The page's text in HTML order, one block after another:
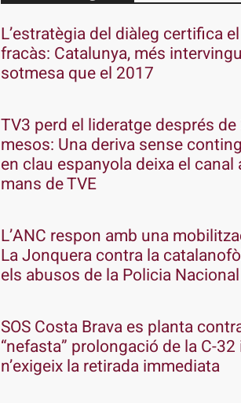
L’estratègia del diàleg certifica el
fracàs: Catalunya, més
sotmesa que el 2017
TV3 perd el lideratge després de
mesos: Una deriva sense
en clau espanyola deixa el canal
mans de TVE
L’ANC respon amb una
La Jonquera contra la
els abusos de la Policia Nacional
SOS Costa Brava es planta
“nefasta” prolongació de la C-32
n’exigeix la retirada immediata